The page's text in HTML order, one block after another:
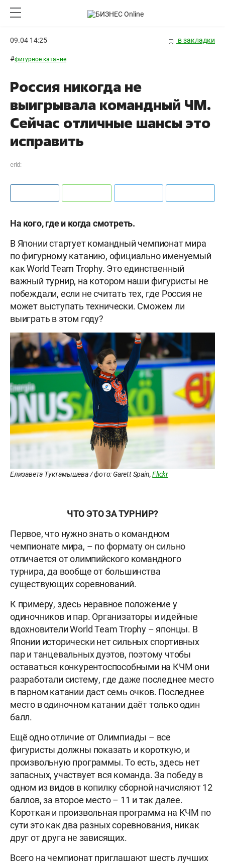
09.04 14:25 в закладки
#фигурное катание
Россия никогда не
выигрывала командный ЧМ.
Сейчас отличные шансы это
исправить
erid:
На кого, где и когда смотреть.
В Японии стартует командный чемпионат мира
по фигурному катанию, официально именуемый
как World Team Trophy. Это единственный
важный турнир, на котором наши фигуристы не
побеждали, если не считать тех, где Россия не
может выступать технически. Сможем ли
выиграть в этом году?
Елизавета Туктамышева / фото: Garett Spain,Flickr
ЧТО ЭТО ЗА ТУРНИР?
Первое, что нужно знать о командном
чемпионате мира, – по формату он сильно
отличается от олимпийского командного
турнира, да вообще от большинства
существующих соревнований.
К примеру, здесь неравное положение у
одиночников и пар. Организаторы и идейные
вдохновители World Team Trophy – японцы. В
Японии исторически нет сильных спортивных
пар и танцевальных дуэтов, поэтому чтобы
оставаться конкурентоспособными на КЧМ они
разработали систему, где даже последнее место
в парном катании даст семь очков. Последнее
место в одиночном катании даёт только один
балл.
Ещё одно отличие от Олимпиады – все
фигуристы должны показать и короткую, и
произвольную программы. То есть, здесь нет
запасных, участвует вся команда. За победу в
одном из видов в копилку сборной начисляют 12
баллов, за второе место – 11 и так далее.
Короткая и произвольная программа на КЧМ по
сути это как два разных соревнования, никак
друг от друга не зависящих.
Всего на чемпионат приглашают шесть лучших